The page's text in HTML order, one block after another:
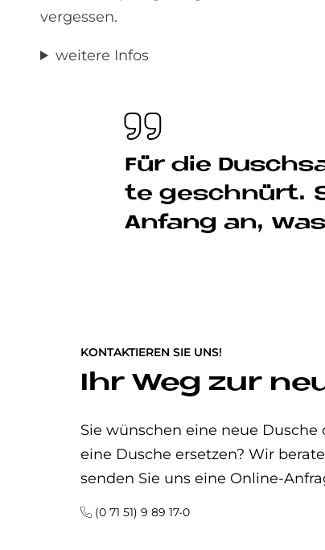
vergessen.
weitere Infos
Für die
te ge­schnürt.
An­fang an,
KONTAKTIEREN SIE UNS!
Ihr Weg zur
Sie wünschen eine neue
eine Dusche ersetzen? Wir
senden Sie uns eine Online-
(0 71 51) 9 89 17-0